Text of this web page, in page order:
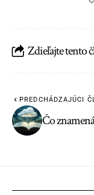
Zdieľajte tento
PREDCHÁDZAJÚCI
Čo